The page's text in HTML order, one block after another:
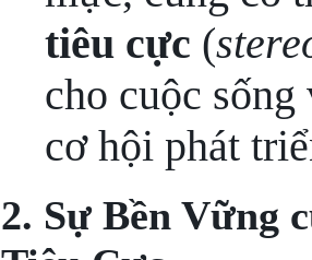
tiêu cực (
cho cuộc sống
cơ hội phát
2. Sự Bền Vững